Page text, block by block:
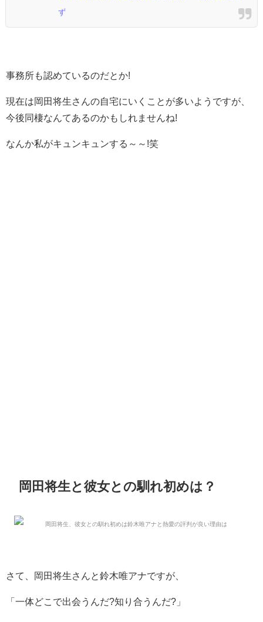
ず
事務所も認めているのだとか!
現在は岡田将生さんの自宅にいくことが多いようですが、
今後同棲なんてあるのかもしれませんね!
なんか私がキュンキュンする～～!笑
岡田将生と彼女との馴れ初めは？
さて、岡田将生さんと鈴木唯アナですが、
「一体どこで出会うんだ?知り合うんだ?」